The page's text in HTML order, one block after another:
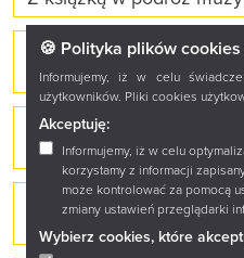
🍪 Polityka plików
Informujemy, iż w celu
użytkowników. Pliki cookies
Akceptuję:
Informujemy, iż w celu
korzystamy z informacji
może kontrolować za pomocą
zmiany ustawień przeglądarki
Wybierz cookies, które
Z gry do książki, z
w animacji czytelnictwa
„Z książką w podróż do
projekt czytelniczy
Zabezpieczenie
w technologii radiowej